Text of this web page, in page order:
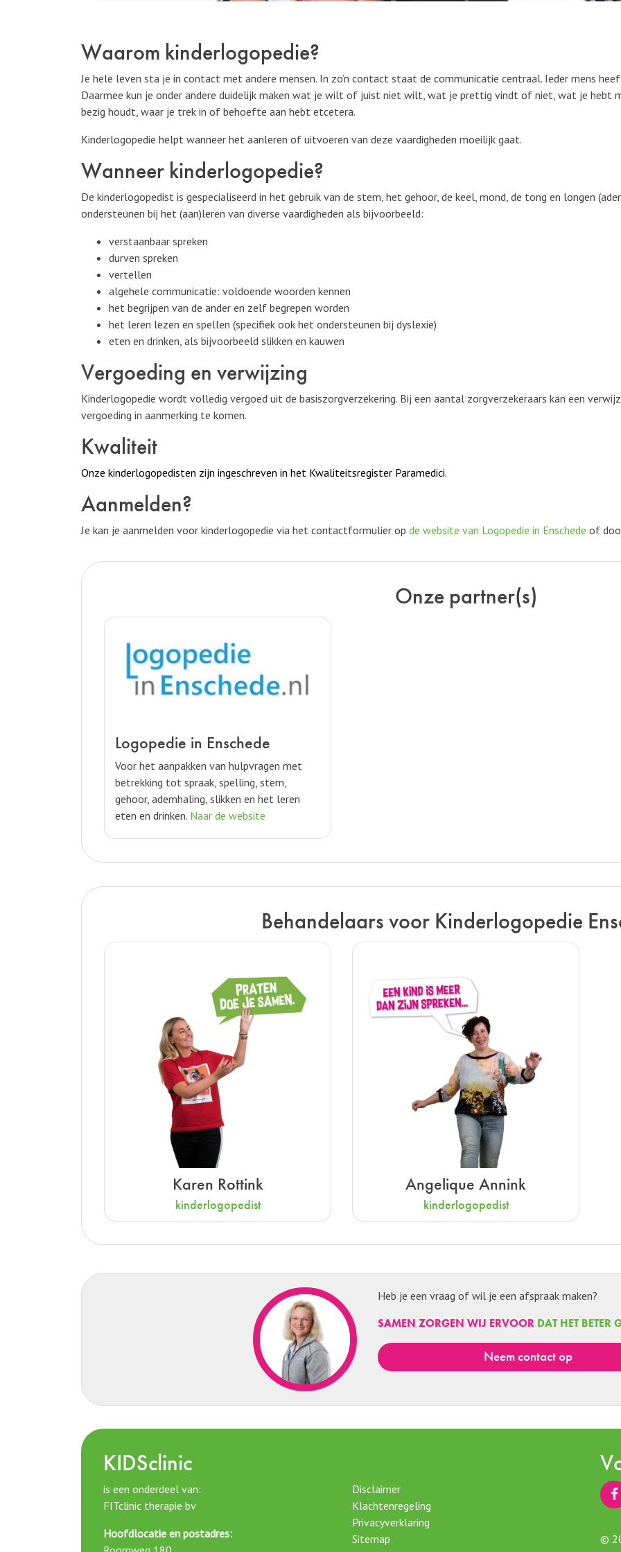
Waarom kinderlogopedie?
Je hele leven sta je in contact met andere mensen. In zo’n contact staat de communicatie centraal. Ieder mens
Daarmee kun je onder andere duidelijk maken wat je wilt of juist niet wilt, wat je prettig vindt of niet, wat je hebt
bezig houdt, waar je trek in of behoefte aan hebt etcetera.
Kinderlogopedie helpt wanneer het aanleren of uitvoeren van deze vaardigheden moeilijk gaat.
Wanneer kinderlogopedie?
De kinderlogopedist is gespecialiseerd in het gebruik van de stem, het gehoor, de keel, mond, de tong en longen
ondersteunen bij het (aan)leren van diverse vaardigheden als bijvoorbeeld:
verstaanbaar spreken
durven spreken
vertellen
algehele communicatie: voldoende woorden kennen
het begrijpen van de ander en zelf begrepen worden
het leren lezen en spellen (specifiek ook het ondersteunen bij dyslexie)
eten en drinken, als bijvoorbeeld slikken en kauwen
Vergoeding en verwijzing
Kinderlogopedie wordt volledig vergoed uit de basiszorgverzekering. Bij een aantal zorgverzekeraars kan een
vergoeding in aanmerking te komen.
Kwaliteit
Onze kinderlogopedisten zijn ingeschreven in het Kwaliteitsregister Paramedici.
Aanmelden?
Je kan je aanmelden voor kinderlogopedie via het contactformulier op de website van Logopedie in Enschede of
Onze partner(s)
Logopedie in Enschede
Voor het aanpakken van hulpvragen met
betrekking tot spraak, spelling, stem,
gehoor, ademhaling, slikken en het leren
eten en drinken. Naar de website
Behandelaars voor Kinderlogopedie
Karen Rottink
kinderlogopedist
Angelique Annink
kinderlogopedist
Heb je een vraag of wil je een afspraak maken?
SAMEN ZORGEN WIJ ERVOOR DAT HET BETER
neem contact op
KIDSclinic
is een onderdeel van:
FITclinic therapie bv
Hoofdlocatie en postadres:
Disclaimer
Klachtenregeling
Privacyverklaring
Sitemap
©